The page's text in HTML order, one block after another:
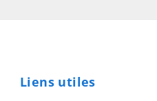
Liens utiles